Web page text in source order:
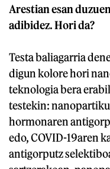
Arestian esan
adibidez. Hori da?
Testa baliagarria
digun kolore hori
teknologia bera
testekin:
hormonaren
edo, COVID-19aren
antigorputz